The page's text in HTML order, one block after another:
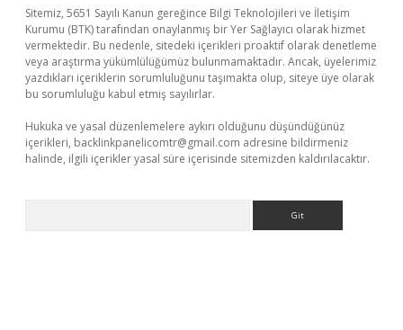
Sitemiz, 5651 Sayılı Kanun gereğince Bilgi Teknolojileri ve İletişim
Kurumu (BTK) tarafından onaylanmış bir Yer Sağlayıcı olarak hizmet
vermektedir. Bu nedenle, sitedeki içerikleri proaktif olarak denetleme
veya araştırma yükümlülüğümüz bulunmamaktadır. Ancak, üyelerimiz
yazdıkları içeriklerin sorumluluğunu taşımakta olup, siteye üye olarak
bu sorumluluğu kabul etmiş sayılırlar.
Hukuka ve yasal düzenlemelere aykırı olduğunu düşündüğünüz
içerikleri, backlinkpanelicomtr@gmail.com adresine bildirmeniz
halinde, ilgili içerikler yasal süre içerisinde sitemizden kaldırılacaktır.